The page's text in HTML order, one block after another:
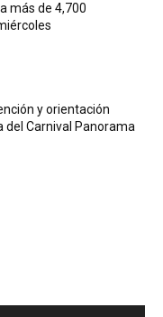
más de 4,700
y orientación
del Carnival Panorama